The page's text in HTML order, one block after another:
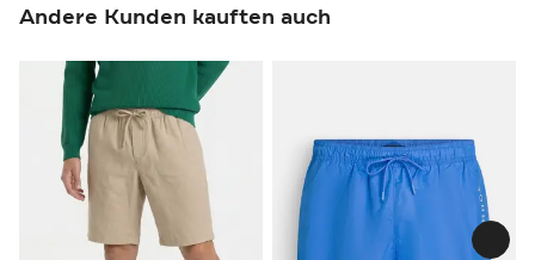
Andere Kunden kauften auch